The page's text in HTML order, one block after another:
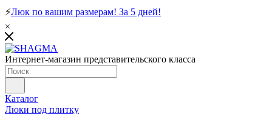
⚡Люк по вашим размерам! За 5 дней!
×
Интернет-магазин представительского класса
Каталог
Люки под плитку